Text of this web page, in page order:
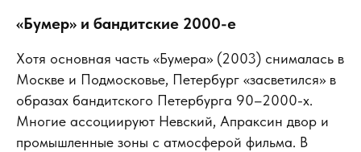
«Бумер» и бандитские 2000-е
Хотя основная часть «Бумера» (2003) снималась в
Москве и Подмосковье, Петербург «засветился» в
образах бандитского Петербурга 90–2000-х.
Многие ассоциируют Невский, Апраксин двор и
промышленные зоны с атмосферой фильма. В